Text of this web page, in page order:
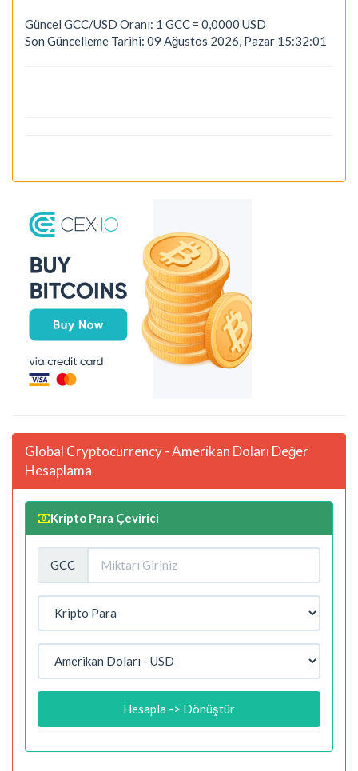
Güncel GCC/USD Oranı: 1 GCC = 0,0000 USD
Son Güncelleme Tarihi: 09 Ağustos 2026, Pazar 15:32:01
Global Cryptocurrency - Amerikan Doları Değer
Hesaplama
Kripto Para Çevirici
GCC
Hesapla -> Dönüştür